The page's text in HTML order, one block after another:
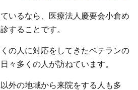
いるなら、医療法人慶要会小倉め
することです。
の人に対応をしてきたベテランの
々多くの人が訪ねています。
外の地域から来院をする人も多